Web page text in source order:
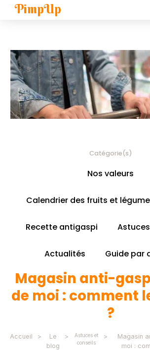
PimpUp
Catégorie(s)
Nos valeurs
Calendrier des fruits et
Recette antigaspi
Actualités Guide par
Magasin anti-
de moi : comment
?
Accueil >
Le
blog
>
Astuces et
conseils
>
Magasin
moi :